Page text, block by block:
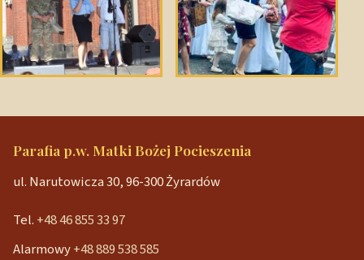
Parafia p.w. Matki Bożej Pocieszenia
ul. Narutowicza 30, 96-300 Żyrardów
Tel. +48 46 855 33 97
Alarmowy+48 889 538 585